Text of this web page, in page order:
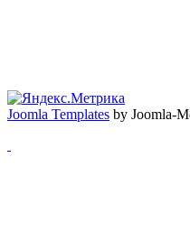
Joomla Templates by Joomla-